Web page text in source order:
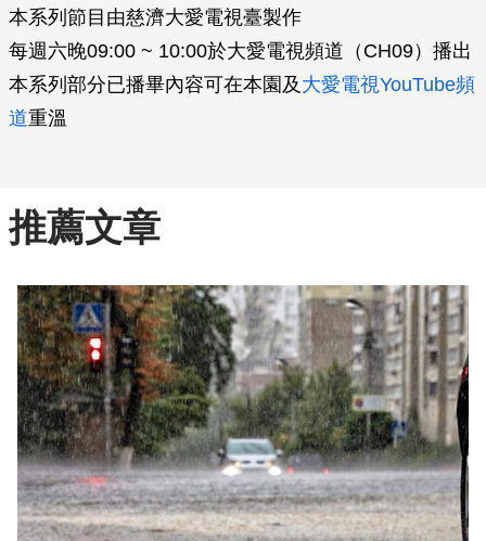
本系列節目由慈濟大愛電視臺製作
每週六晚09:00 ~ 10:00於大愛電視頻道（CH09）播出
本系列部分已播畢內容可在本園及 大愛電視YouTube頻
道重溫
推薦文章